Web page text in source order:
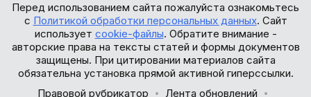
Перед использованием сайта пожалуйста ознакомьтесь
с Политикой обработки персональных данных. Сайт
использует cookie-файлы. Обратите внимание -
авторские права на тексты статей и формы документов
защищены. При цитировании материалов сайта
обязательна установка прямой активной гиперссылки.
Правовой рубрикатор
Лента обновлений